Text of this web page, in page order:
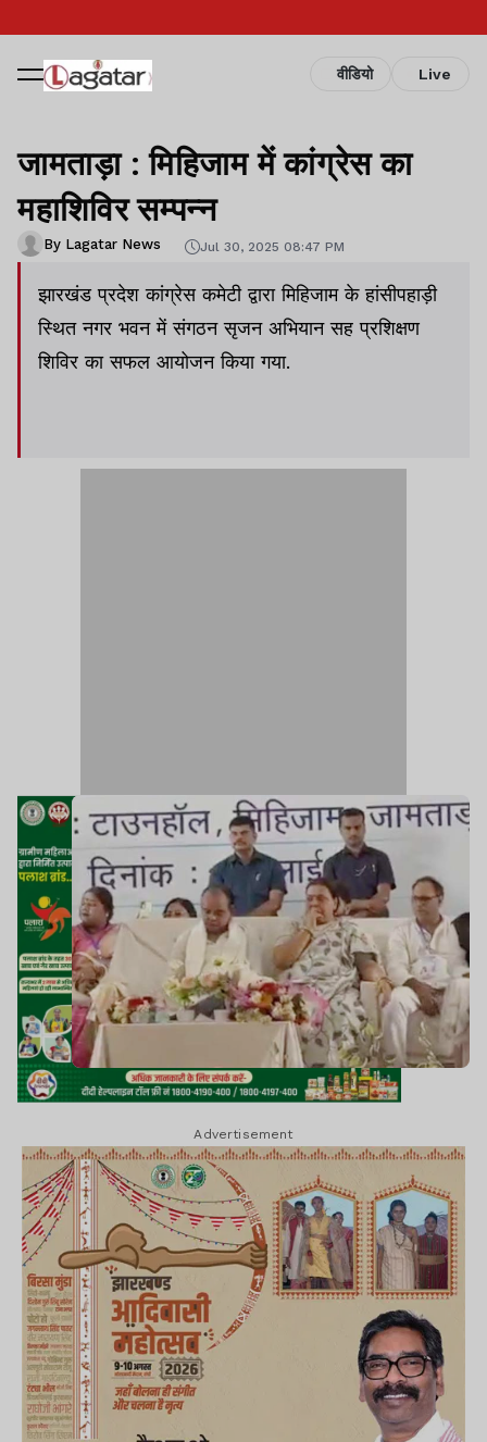
वीडियो Live
जामताड़ा : मिहिजाम में कांग्रेस का
महाशिविर सम्पन्न
By Lagatar News Jul 30, 2025 08:47 PM
झारखंड प्रदेश कांग्रेस कमेटी द्वारा मिहिजाम के हांसीपहाड़ी
स्थित नगर भवन में संगठन सृजन अभियान सह प्रशिक्षण
शिविर का सफल आयोजन किया गया.
Advertisement